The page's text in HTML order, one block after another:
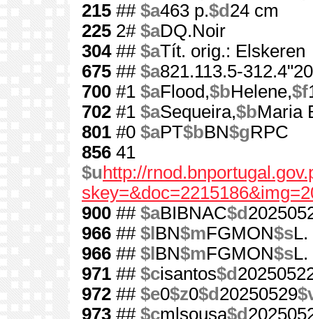
215 ## $a463 p.$d 24 cm
225 2# $aDQ.Noir
304## $aTít. orig.: Elskeren
675 ## $a821.113.5-
700 #1 $aFlood,$bHelene,$f
702 #1 $aSequeira,$bMaria
801 #0 $aPT$bBN$gRPC
856 41
$u http://
900 ## $aBIBNAC$d
966 ## $l BN$mFGMON$sL.
966 ## $l BN$mFGMON$sL.
971 ## $cisantos$d
972 ## $e0$z0$d 20250529
973 ## $cmlsousa$d